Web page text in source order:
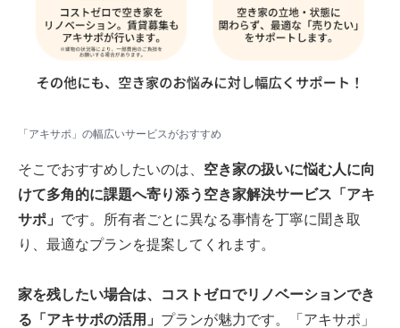
「アキサポ」の幅広いサービスがおすすめ
そこでおすすめしたいのは、 空き家の扱いに悩む人に向
けて多角的に課題へ寄り添う空き家解決サービス「アキ
サポ」 です。所有者ごとに異なる事情を丁寧に聞き取
り、最適なプランを提案してくれます。
家を残したい場合は、コストゼロでリノベーションでき
る「アキサポの活用」 プランが魅力です。「アキサポ」